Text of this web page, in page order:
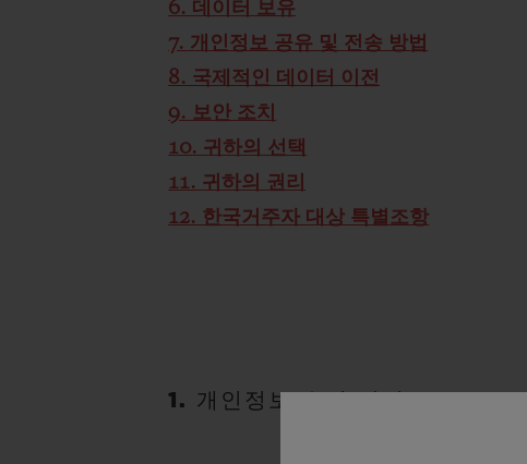
6. 데이터 보유
7. 개인정보 공유 및 전송 방법
8. 국제적인 데이터 이전
9. 보안 조치
10. 귀하의 선택
11. 귀하의 권리
12. 한국거주자 대상 특별조항
1. 개인정보 수집 방법